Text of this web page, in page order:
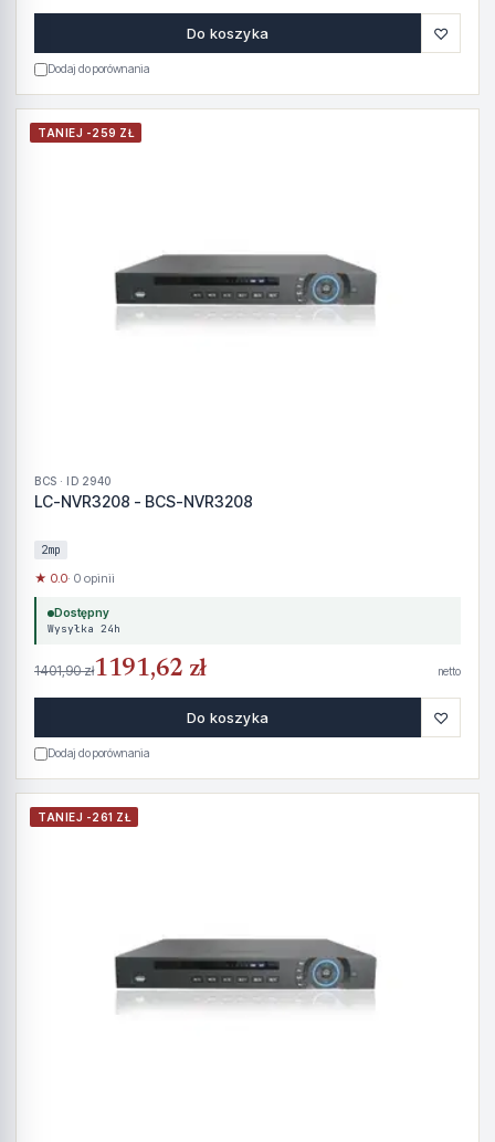
Do koszyka ♡
Dodaj do porównania
TANIEJ -259 ZŁ
BCS · ID 2940
LC-NVR3208 - BCS-NVR3208
2mp
★ 0.0· 0 opinii
Dostępny
Wysyłka 24h
1401,90 zł1191,62 zł netto
Do koszyka ♡
Dodaj do porównania
TANIEJ -261 ZŁ